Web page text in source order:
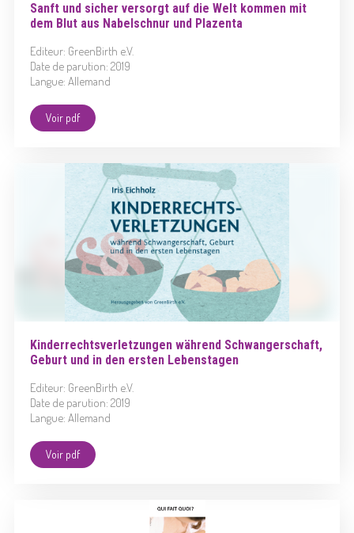
Sanft und sicher versorgt auf die Welt kommen mit
dem Blut aus Nabelschnur und Plazenta
Editeur: GreenBirth e.V.
Date de parution: 2019
Langue: Allemand
Voir pdf
Kinderrechtsverletzungen während Schwangerschaft,
Geburt und in den ersten Lebenstagen
Editeur: GreenBirth e.V.
Date de parution: 2019
Langue: Allemand
Voir pdf